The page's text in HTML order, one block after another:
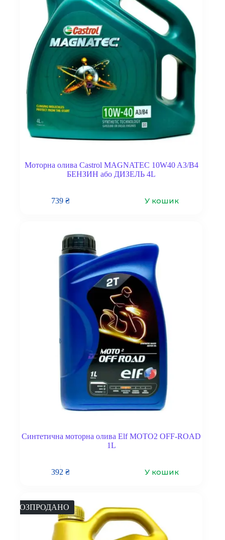
Моторна олива Castrol MAGNATEC 10W40 A3/B4
БЕНЗИН або ДИЗЕЛЬ 4L
739₴ У кошик
Синтетична моторна олива Elf MOTO2 OFF-ROAD
1L
392₴ У кошик
РОЗПРОДАНО